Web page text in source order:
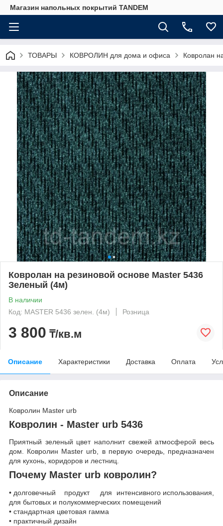
Магазин напольных покрытий TANDEM
ТОВАРЫ КОВРОЛИН для дома и офиса Ковролан
Ковролан на резиновой основе Master 5436
Зеленый (4м)
В наличии
Код: MASTER 5436 зелен. (4м)
Розница
3 800 ₸/кв.м
Описание Характеристики Доставка Оплата
Описание
Ковролин Master urb
Ковролин - Master urb 5436
Приятный зеленый цвет наполнит свежей атмосферой весь
дом. Ковролин Master urb, в первую очередь, предназначен
для кухонь, коридоров и лестниц.
Почему Master urb ковролин?
• долговечный продукт для интенсивного использования,
для бытовых и полукоммерческих помещений
• стандартная цветовая гамма
• практичный дизайн